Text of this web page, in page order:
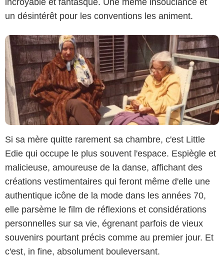
incroyable et fantasque. Une même insouciance et
un désintérêt pour les conventions les animent.
Si sa mère quitte rarement sa chambre, c'est Little
Edie qui occupe le plus souvent l'espace. Espiègle et
malicieuse, amoureuse de la danse, affichant des
créations vestimentaires qui feront même d'elle une
authentique icône de la mode dans les années 70,
elle parsème le film de réflexions et considérations
personnelles sur sa vie, égrenant parfois de vieux
souvenirs pourtant précis comme au premier jour. Et
c'est, in fine, absolument bouleversant.